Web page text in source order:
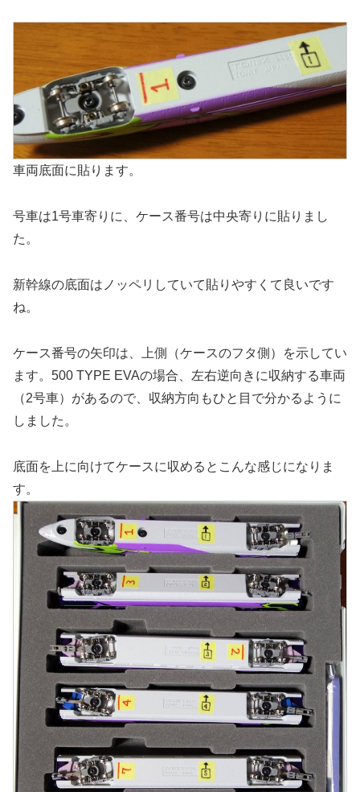
車両底面に貼ります。
号車は1号車寄りに、ケース番号は中央寄りに貼りまし
た。
新幹線の底面はノッペリしていて貼りやすくて良いです
ね。
ケース番号の矢印は、上側（ケースのフタ側）を示してい
ます。500 TYPE EVAの場合、左右逆向きに収納する車両
（2号車）があるので、収納方向もひと目で分かるように
しました。
底面を上に向けてケースに収めるとこんな感じになりま
す。